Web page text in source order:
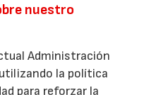
nuestro
Administración
la política
para reforzar la